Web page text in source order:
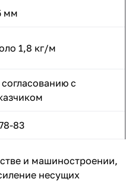
мм
1,8 кг/м
с
83
и машиностроении,
несущих